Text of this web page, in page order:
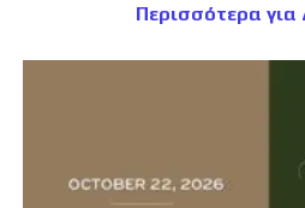
Περισσότερα